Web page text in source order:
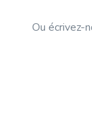
Ou écrivez-